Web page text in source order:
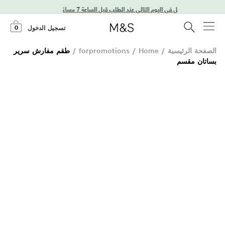
توصيل في اليوم التالي عند الطلب قبل الساعة 7 مساءً
تسجيل الدخول 0
الصفحة الرئيسية /
forpromotions / Home
/ طقم مفارش سرير
بساتان مقسم